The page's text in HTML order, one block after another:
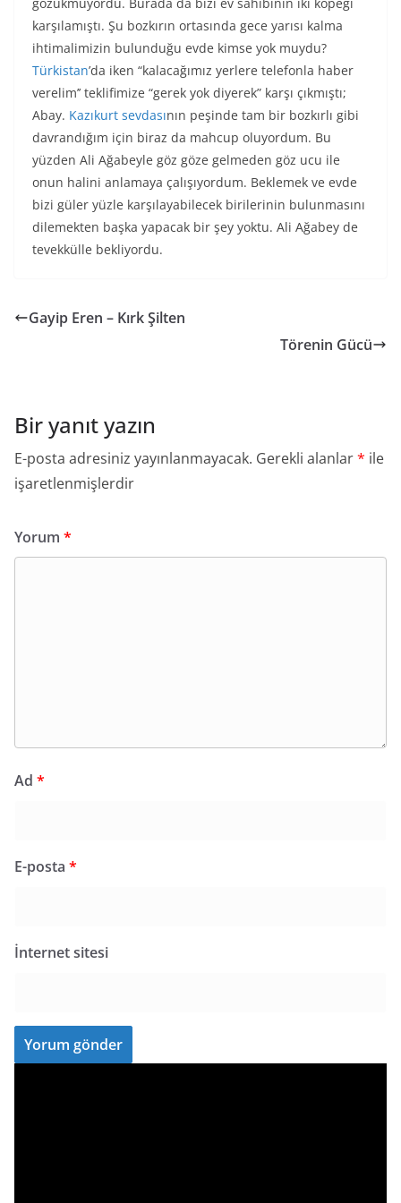
karşılamıştı. Şu bozkırın ortasında gece yarısı kalma
ihtimalimizin bulunduğu evde kimse yok muydu?
Türkistan’da iken “kalacağımız yerlere telefonla haber
verelim’’ teklifimize “gerek yok diyerek” karşı çıkmıştı;
Abay. Kazıkurt sevdasının peşinde tam bir bozkırlı gibi
davrandığım için biraz da mahcup oluyordum. Bu
yüzden Ali Ağabeyle göz göze gelmeden göz ucu ile
onun halini anlamaya çalışıyordum. Beklemek ve evde
bizi güler yüzle karşılayabilecek birilerinin bulunmasını
dilemekten başka yapacak bir şey yoktu. Ali Ağabey de
tevekkülle bekliyordu.
Gayip Eren – Kırk Şilten
Törenin Gücü
Bir yanıt yazın
E-posta adresiniz yayınlanmayacak. Gerekli alanlar* ile
işaretlenmişlerdir
Yorum *
Ad *
E-posta *
İnternet sitesi